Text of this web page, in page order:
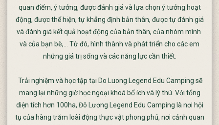
quan điểm, ý tưởng, được đánh giá và lựa chọn ý tưởng hoạt
động, được thể hiện, tự khẳng định bản thân, được tự đánh giá
và đánh giá kết quả hoạt động của bản thân, của nhóm mình
và của bạn bè,… Từ đó, hình thành và phát triển cho các em
những giá trị sống và các năng lực cần thiết.
Trải nghiệm và học tập tại Do Luong Legend Edu Camping sẽ
mang lại những giờ học ngoại khoá bổ ích và lý thú. Với tổng
diện tích hơn 100ha, Đô Lương Legend Edu Camping là nơi hội
tụ của hàng trăm loài động thực vật phong phú, nơi cảnh quan